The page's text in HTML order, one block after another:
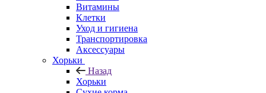
Витамины
Клетки
Уход и гигиена
Транспортировка
Аксессуары
Хорьки
Назад
Хорьки